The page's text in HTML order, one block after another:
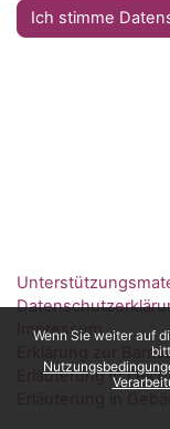
Wenn Sie weiter auf
Ich stimme
Impressum
Erklärung zur
Erläuterung in
Erläuterung in